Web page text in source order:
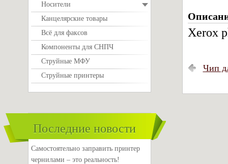
Xerox
Чип
Носители
Канцелярские товары
Всё для факсов
Компоненты для СНПЧ
Струйные МФУ
Струйные принтеры
Последние новости
Самостоятельно заправить принтер
чернилами – это реальность!